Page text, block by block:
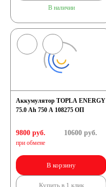
В наличии
Аккумулятор TOPLA ENERGY
75.0 Ah 750 A 108275 ОП
9800 руб.
при обмене
10600руб.
В корзину
Купить в 1 клик